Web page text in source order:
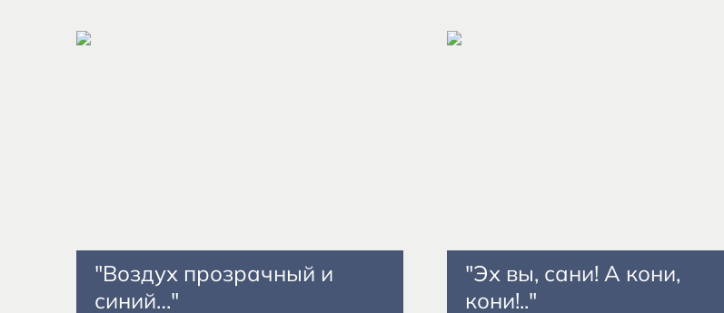
"Воздух прозрачный и
синий…"
"Эх вы, сани! А кони,
кони!.."